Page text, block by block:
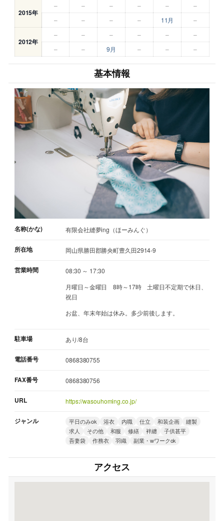
2015年
– – – – –
–
–
– – – 11月 –
2012年
– – – – –
–
–
– 9月 – – –
基本情報
名称(かな) 有限会社縫夢ing（ほーみんぐ）
所在地 岡山県勝田郡勝央町豊久田2914-9
営業時間
08:30 ～ 17:30
月曜日～金曜日 8時～17時 土曜日不定期で休日、
祝日
お盆、年末年始は休み。多少前後します。
駐車場 あり/8台
電話番号 0868380755
FAX番号 0868380756
URL https://wasouhoming.co.jp/
ジャンル 平日のみok 浴衣 内職 仕立 和装企画
縫製
求人
その他 和服 修繕 袢纏
子供甚平
吾妻袋
作務衣 羽織 副業・wワークok
アクセス